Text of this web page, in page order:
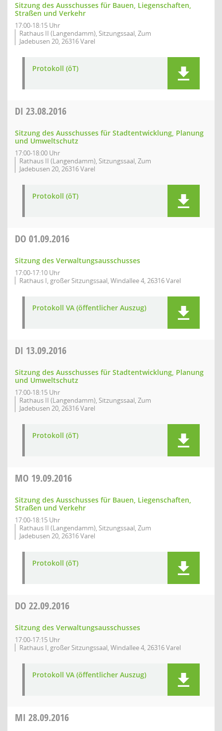
Sitzung des Ausschusses für Bauen, Liegenschaften,
Straßen und Verkehr
17:00-18:15 Uhr
Rathaus II (Langendamm), Sitzungssaal, Zum
Jadebusen 20, 26316 Varel
Protokoll (öT)
DI 23.08.2016
Sitzung des Ausschusses für Stadtentwicklung, Planung
und Umweltschutz
17:00-18:00 Uhr
Rathaus II (Langendamm), Sitzungssaal, Zum
Jadebusen 20, 26316 Varel
Protokoll (öT)
DO 01.09.2016
Sitzung des Verwaltungsausschusses
17:00-17:10 Uhr
Rathaus I, großer Sitzungssaal, Windallee 4, 26316 Varel
Protokoll VA (öffentlicher Auszug)
DI 13.09.2016
Sitzung des Ausschusses für Stadtentwicklung, Planung
und Umweltschutz
17:00-18:15 Uhr
Rathaus II (Langendamm), Sitzungssaal, Zum
Jadebusen 20, 26316 Varel
Protokoll (öT)
MO 19.09.2016
Sitzung des Ausschusses für Bauen, Liegenschaften,
Straßen und Verkehr
17:00-18:15 Uhr
Rathaus II (Langendamm), Sitzungssaal, Zum
Jadebusen 20, 26316 Varel
Protokoll (öT)
DO 22.09.2016
Sitzung des Verwaltungsausschusses
17:00-17:15 Uhr
Rathaus I, großer Sitzungssaal, Windallee 4, 26316 Varel
Protokoll VA (öffentlicher Auszug)
MI 28.09.2016